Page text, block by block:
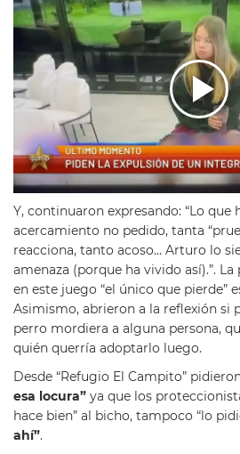
Y, continuaron expresando: “Lo que
acercamiento no pedido, tanta
reacciona, tanto acoso… Arturo lo
amenaza (porque ha vivido así).”.
en este juego “el único que pierde”
Asimismo, abrieron a la reflexión si
perro mordiera a alguna persona,
quién querría adoptarlo luego.
Desde “Refugio El Campito”
esa locura” ya que los
hace bien” al bicho, tampoco “lo
ahí”.